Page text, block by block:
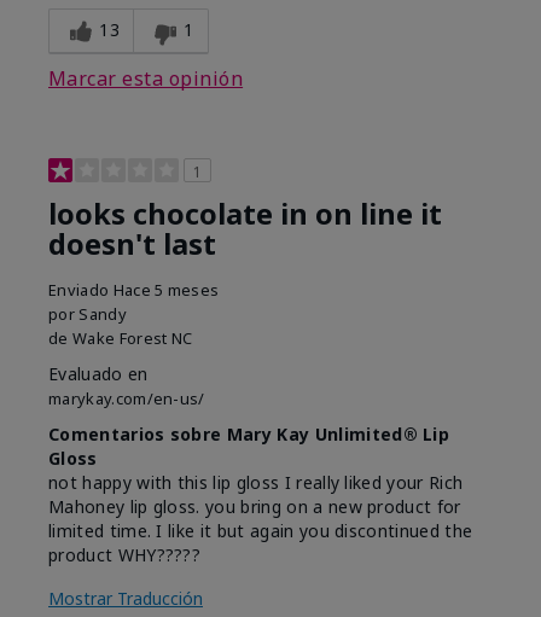
13 1
Marcar esta opinión
1
looks chocolate in on line it
doesn't last
Enviado Hace 5 meses
por Sandy
de Wake Forest NC
Evaluado en
marykay.com/en-us/
Comentarios sobre Mary Kay Unlimited® Lip
Gloss
not happy with this lip gloss I really liked your Rich
Mahoney lip gloss. you bring on a new product for
limited time. I like it but again you discontinued the
product WHY?????
Mostrar Traducción